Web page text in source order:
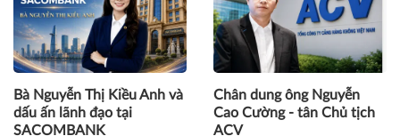
máy điều hành với tân Tổng
giám đốc Loic Faussier
Thị Nhung làm Phó Chủ
tịch HĐQT, sẵn sàng cho
chiến lược phát triển mới